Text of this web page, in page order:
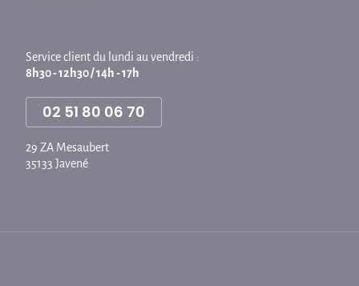
Service client du lundi au vendredi :
8h30 - 12h30 / 14h - 17h
02 51 80 06 70
29 ZA Mesaubert
35133 Javené